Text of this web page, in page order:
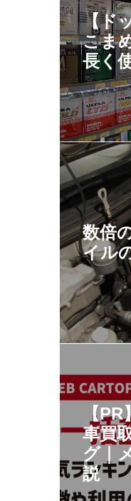
【ド
こま
長く
数倍
イル
【
車買
グ｜
説